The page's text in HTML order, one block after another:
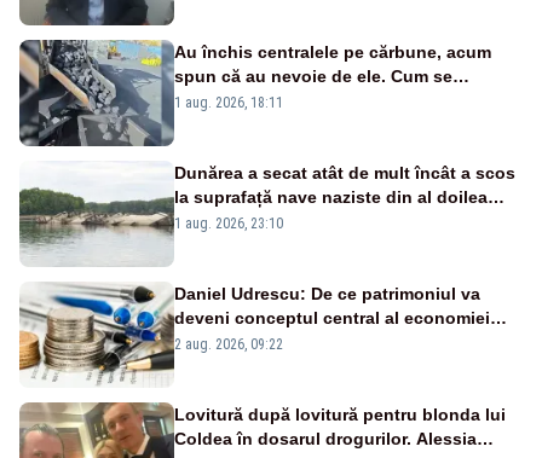
Au închis centralele pe cărbune, acum
spun că au nevoie de ele. Cum se
pasează vina în plină criză energetică
1 aug. 2026, 18:11
Dunărea a secat atât de mult încât a scos
la suprafață nave naziste din al doilea
război mondial
1 aug. 2026, 23:10
Daniel Udrescu: De ce patrimoniul va
deveni conceptul central al economiei
viitoare?
2 aug. 2026, 09:22
Lovitură după lovitură pentru blonda lui
Coldea în dosarul drogurilor. Alessia